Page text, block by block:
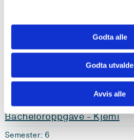
Godta alle
Godta utvalde
Avvis alle
KJE116
Anvend fysikalsk kjemi
Bacheloroppgåve - Kjemi
Semester: 6